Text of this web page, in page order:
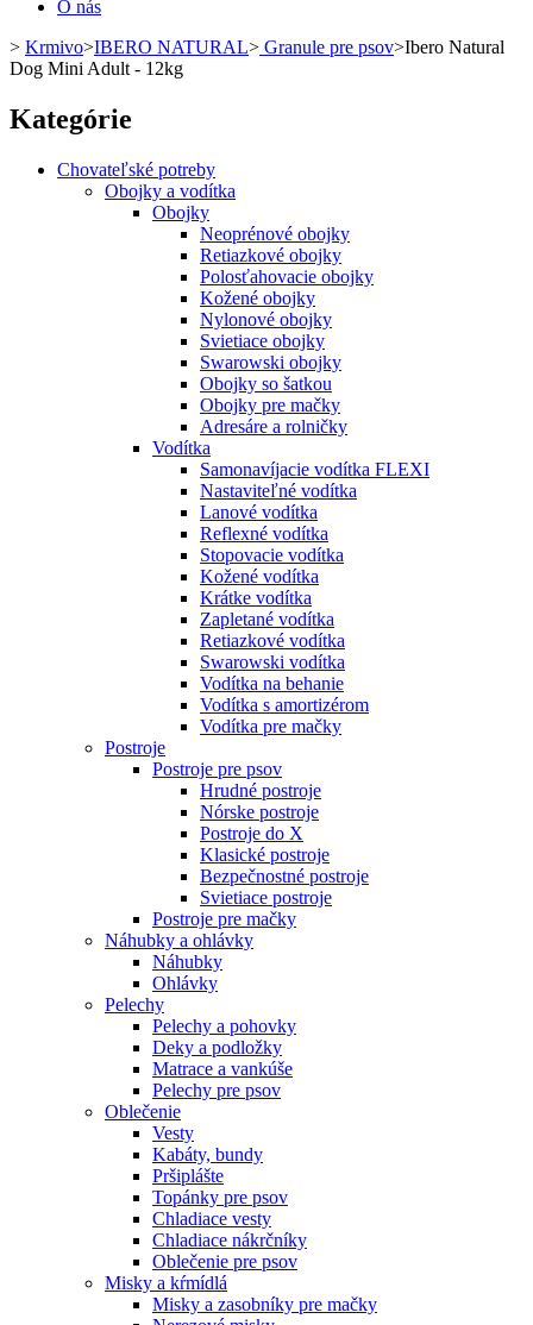
O nás
> Krmivo>IBERO NATURAL> Granule pre psov>Ibero Natural
Dog Mini Adult - 12kg
Kategórie
Chovateľské potreby
Obojky a vodítka
Obojky
Neoprénové obojky
Retiazkové obojky
Polosťahovacie obojky
Kožené obojky
Nylonové obojky
Svietiace obojky
Swarowski obojky
Obojky so šatkou
Obojky pre mačky
Adresáre a rolničky
Vodítka
Samonavíjacie vodítka FLEXI
Nastaviteľné vodítka
Lanové vodítka
Reflexné vodítka
Stopovacie vodítka
Kožené vodítka
Krátke vodítka
Zapletané vodítka
Retiazkové vodítka
Swarowski vodítka
Vodítka na behanie
Vodítka s amortizérom
Vodítka pre mačky
Postroje
Postroje pre psov
Hrudné postroje
Nórske postroje
Postroje do X
Klasické postroje
Bezpečnostné postroje
Svietiace postroje
Postroje pre mačky
Náhubky a ohlávky
Náhubky
Ohlávky
Pelechy
Pelechy a pohovky
Deky a podložky
Matrace a vankúše
Pelechy pre psov
Oblečenie
Vesty
Kabáty, bundy
Pršiplášte
Topánky pre psov
Chladiace vesty
Chladiace nákrčníky
Oblečenie pre psov
Misky a kŕmídlá
Misky a zasobníky pre mačky